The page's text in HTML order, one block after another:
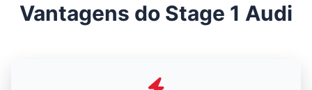
Vantagens do Stage 1 Audi